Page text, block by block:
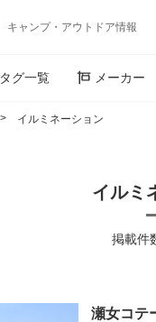
キャンプ・アウトドア情報
タグ一覧 メーカー
イルミネーション
イルミ
掲載件
瀬女コテ